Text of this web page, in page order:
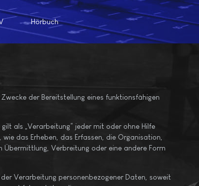
Hörbuch
der Bereitstellung eines funktionsfähigen
als „Verarbeitung“ jeder mit oder ohne Hilfe
das Erheben, das Erfassen, die Organisation,
Übermittlung, Verbreitung oder eine andere Form
Verarbeitung personenbezogener Daten, soweit